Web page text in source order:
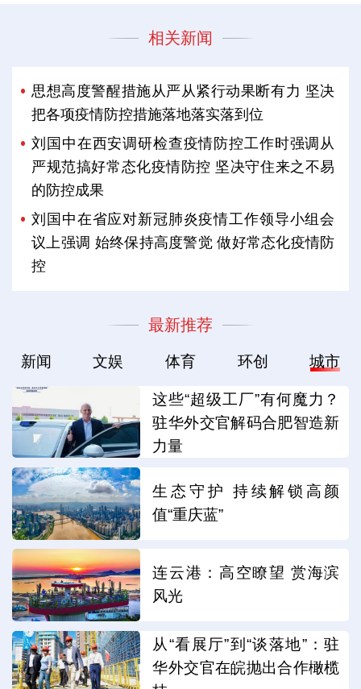
相关新闻
思想高度警醒措施从严从紧行动果断有力 坚决
把各项疫情防控措施落地落实落到位
刘国中在西安调研检查疫情防控工作时强调从
严规范搞好常态化疫情防控 坚决守住来之不易
的防控成果
刘国中在省应对新冠肺炎疫情工作领导小组会
议上强调 始终保持高度警觉 做好常态化疫情防
控
最新推荐
新闻 文娱 体育 环创 城市
这些“超级工厂”有何魔力？
驻华外交官解码合肥智造新
力量
生态守护 持续解锁高颜
值“重庆蓝”
连云港：高空瞭望 赏海滨
风光
从“看展厅”到“谈落地”：驻
华外交官在皖抛出合作橄榄